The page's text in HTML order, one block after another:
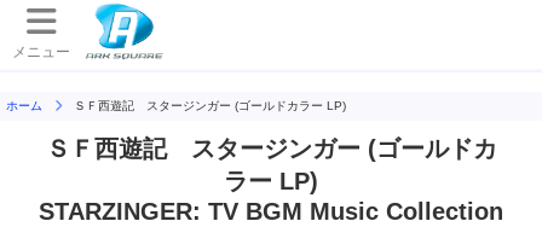
メニュー
ホーム ＳＦ西遊記 スタージンガー (ゴールドカラー LP)
ＳＦ西遊記 スタージンガー (ゴールドカ
ラー LP)
STARZINGER: TV BGM Music Collection